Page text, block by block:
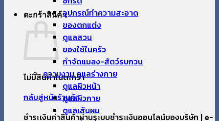
ตะกร้าสินค้า
ไม่มีสินค้าในตะกร้า
กลับสู่หน้าร้านค้า
ชำระเงินค่าสินค้าผ่านระบบชำระเงินออนไลน์ของบริษัท | e-
อุปกรณ์ทำความสะอาด
ของตกแต่ง
ดูแลสวน
ของใช้ในครัว
กำจัดแมลง-สัตว์รบกวน
ความงาม ดูแลร่างกาย
ดูแลผิวหน้า
ดูแลผิวกาย
ดูแลเส้นผม